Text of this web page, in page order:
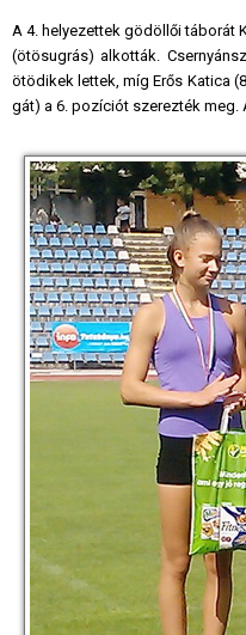
A 4. helyezettek gödöllői táborát
(ötösugrás) alkották.
ötödikek lettek, míg Erős Katica
gát) a 6. pozíciót szerezték meg.